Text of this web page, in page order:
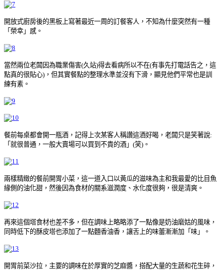
開放式廚房後的黑板上寫著最近一周的訂餐客人，不知為什麼突然有一種
「榮幸」感。
當然兩位老闆因為職業傷害(久站)得去看病所以不在(有事先打電話告之，這
點真的很貼心)，但其實餐點的整理水準並沒有下滑，顯見他們平常也是訓
練有素。
餐前每桌都會開一瓶酒，記得上次某客人稱讚這酒好喝，老闆只是笑著說:
「就很普通，一般大賣場可以買到不貴的酒」(笑)。
兩樣精緻的餐前開胃小菜，這一道入口以黃瓜的滋味為主和我最愛的比目魚
緣側的油化甜，然後因為食材的關系滋潤度、水化度很夠，很是清爽。
再來這個塔食材也差不多，但在調味上略略添了一點像是奶油磨姑的風味，
同時低下的酥皮塔也添加了一點麵香油香，讓舌上的味蕾漸漸加「味」。
開胃前菜沙拉，主要的調味在於厚實的芝麻醬，搭配大量的生蔬和花生碎，